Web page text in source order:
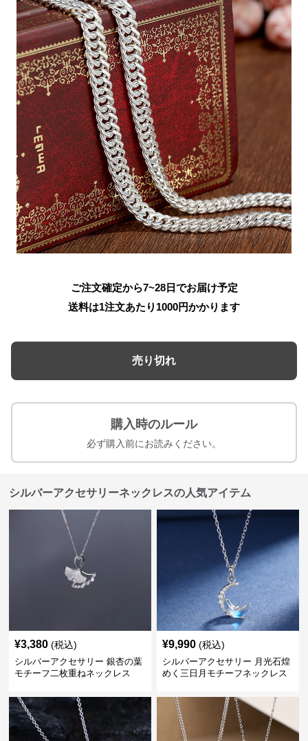
ご注文確定から7~28日でお届け予定
送料は1注文あたり 1000円かかります
売り切れ
購入時のルール
必ず購入前にお読みください。
シルバーアクセサリーネックレスの人気アイテム
¥3,380 (税込)
シルバーアクセサリー 銀杏の葉
モチーフ二枚重ねネックレス
¥9,990 (税込)
シルバーアクセサリー 月光石煌
めく三日月モチーフネックレス